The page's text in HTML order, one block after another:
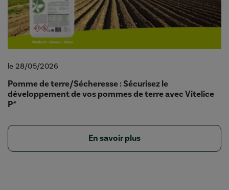
le 28/05/2026
Pomme de terre/Sécheresse : Sécurisez le
développement de vos pommes de terre avec Vitelice
P*
En savoir plus